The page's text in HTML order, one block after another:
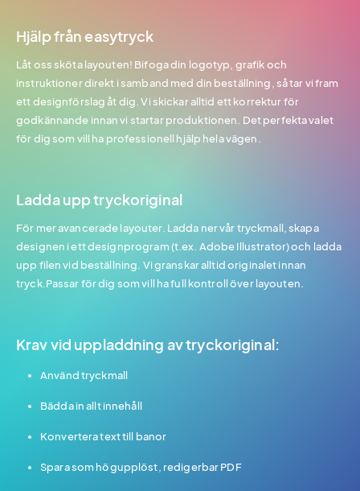
Hjälp från easytryck
Låt oss sköta layouten! Bifoga din logotyp, grafik och
instruktioner direkt i samband med din beställning, så tar vi fram
ett designförslag åt dig. Vi skickar alltid ett korrektur för
godkännande innan vi startar produktionen. Det perfekta valet
för dig som vill ha professionell hjälp hela vägen.
Ladda upp tryckoriginal
För mer avancerade layouter. Ladda ner vår tryckmall, skapa
designen i ett designprogram (t.ex. Adobe Illustrator) och ladda
upp filen vid beställning. Vi granskar alltid originalet innan
tryck.Passar för dig som vill ha full kontroll över layouten.
Krav vid uppladdning av tryckoriginal:
Använd tryckmall
Bädda in allt innehåll
Konvertera text till banor
Spara som högupplöst, redigerbar PDF